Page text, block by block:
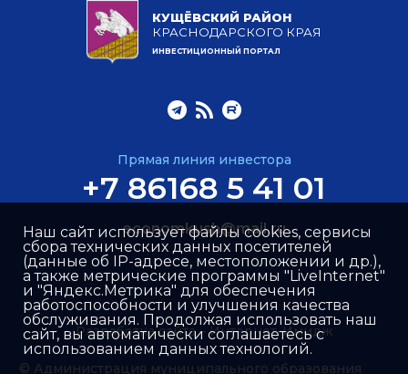
КУЩЁВСКИЙ РАЙОН
КРАСНОДАРСКОГО КРАЯ
ИНВЕСТИЦИОННЫЙ ПОРТАЛ
Прямая линия инвестора
+7 86168 5 41 01
economkush@mail.ru
© Администрация муниципального образования
Разработка сайта –Интернет-Имидж
Наш сайт использует файлы cookies, сервисы
сбора технических данных посетителей
(данные об IP-адресе, местоположении и др.),
а также метрические программы "LiveInternet"
и "Яндекс.Метрика" для обеспечения
работоспособности и улучшения качества
обслуживания. Продолжая использовать наш
сайт, вы автоматически соглашаетесь с
использованием данных технологий.